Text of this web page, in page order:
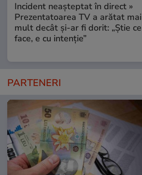
Incident neașteptat în direct »
Prezentatoarea TV a arătat mai
mult decât și-ar fi dorit: „Știe ce
face, e cu intenție”
PARTENERI